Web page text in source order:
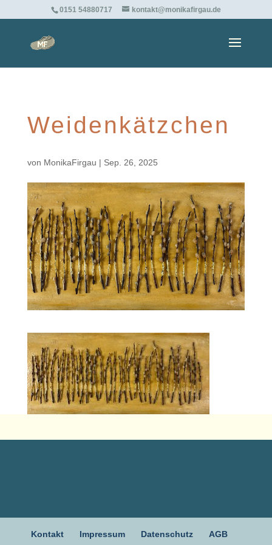
0151 54880717 kontakt@monikafirgau.de
Weidenkätzchen
von MonikaFirgau | Sep. 26, 2025
Kontakt Impressum Datenschutz AGB